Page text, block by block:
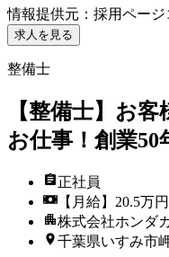
情報提供元 ： 採用ページ
求人を見る
整備士
【整備士】お
お仕事！創業50
正社員
【月給】20.5万
株式会社ホンダ
千葉県いすみ市